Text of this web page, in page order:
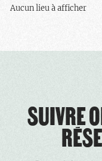
Aucun lieu à afficher
SUIVRE